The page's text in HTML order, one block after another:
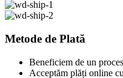
Metode de Plată
Beneficiem de un
Acceptăm plăți online